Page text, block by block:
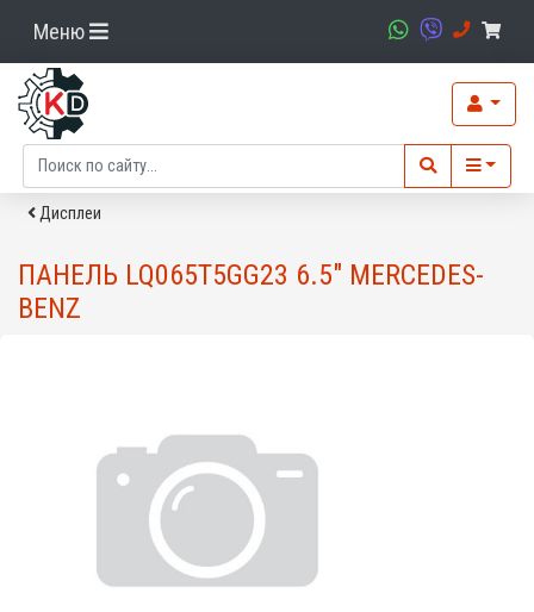
Меню
Дисплеи
ПАНЕЛЬ LQ065T5GG23 6.5" MERCEDES-
BENZ